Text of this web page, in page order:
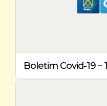
Boletim Covid-19 –